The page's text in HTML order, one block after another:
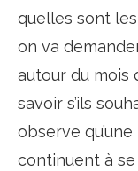
quelles sont
on va
autour du mois
savoir s’ils
observe
continuent à